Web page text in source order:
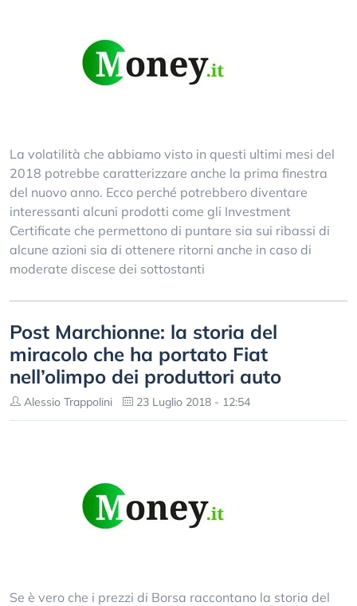
La volatilità che abbiamo visto in questi ultimi mesi del
2018 potrebbe caratterizzare anche la prima finestra
del nuovo anno. Ecco perché potrebbero diventare
interessanti alcuni prodotti come gli Investment
Certificate che permettono di puntare sia sui ribassi di
alcune azioni sia di ottenere ritorni anche in caso di
moderate discese dei sottostanti
Post Marchionne: la storia del
miracolo che ha portato Fiat
nell’olimpo dei produttori auto
Alessio Trappolini 23 Luglio 2018 - 12:54
Se è vero che i prezzi di Borsa raccontano la storia del